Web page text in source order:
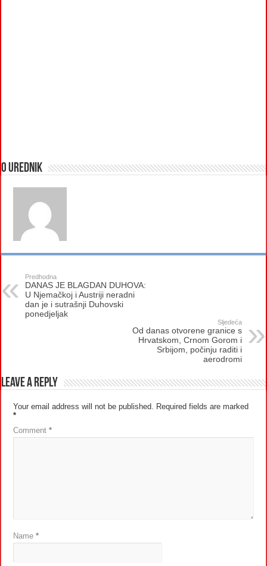
O urednik
Predhodna
DANAS JE BLAGDAN DUHOVA:
U Njemačkoj i Austriji neradni
dan je i sutrašnji Duhovski
ponedjeljak
Sljedeća
Od danas otvorene granice s
Hrvatskom, Crnom Gorom i
Srbijom, počinju raditi i
aerodromi
Leave a Reply
Your email address will not be published.
Required fields are marked
*
Comment*
Name*